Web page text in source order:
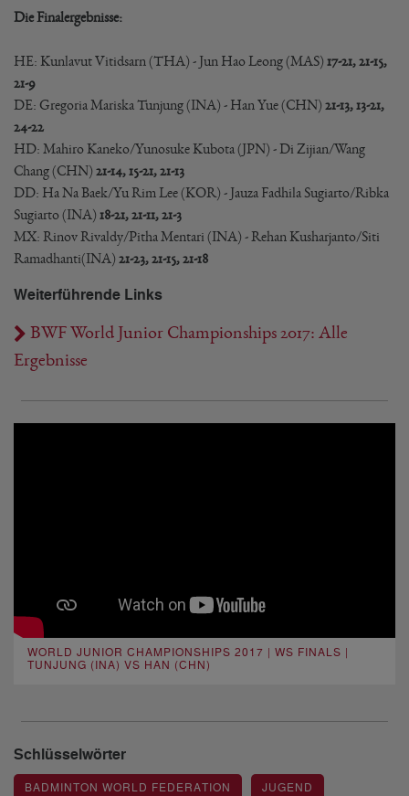
Die Finalergebnisse:
HE: Kunlavut Vitidsarn (THA) - Jun Hao Leong (MAS) 17-21, 21-15,
21-9
DE: Gregoria Mariska Tunjung (INA) - Han Yue (CHN) 21-13, 13-21,
24-22
HD: Mahiro Kaneko/Yunosuke Kubota (JPN) - Di Zijian/Wang
Chang (CHN) 21-14, 15-21, 21-13
DD: Ha Na Baek/Yu Rim Lee (KOR) - Jauza Fadhila Sugiarto/Ribka
Sugiarto (INA) 18-21, 21-11, 21-3
MX: Rinov Rivaldy/Pitha Mentari (INA) - Rehan Kusharjanto/Siti
Ramadhanti(INA) 21-23, 21-15, 21-18
Weiterführende Links
BWF World Junior Championships 2017: Alle
Ergebnisse
WORLD JUNIOR CHAMPIONSHIPS 2017 | WS FINALS |
TUNJUNG (INA) VS HAN (CHN)
Schlüsselwörter
BADMINTON WORLD FEDERATION JUGEND